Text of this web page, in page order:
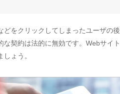
どをクリックしてしまったユーザの後
契約は法的に無効です。Webサイト
ょう。